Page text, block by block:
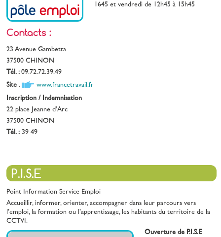
1645 et vendredi de 12h45 à 15h45
Contacts :
23 Avenue Gambetta
37500 CHINON
Tél. :09.72.72.39.49
Site :
www.francetravail.fr
Inscription / Indemnisation
22 place Jeanne d’Arc
37500 CHINON
Tél. : 39 49
P.I.S.E
Point Information Service Emploi
Accueillir, informer, orienter, accompagner dans leur parcours vers
l’emploi, la formation ou l’apprentissage, les habitants du territoire de la
CCTVI.
Ouverture de P.I.S.E